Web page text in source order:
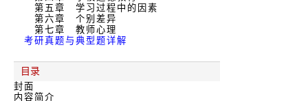
第五章 学习过程中的因素
第六章 个别差异
第七章 教师心理
考研真题与典型题详解
目录
封面
内容简介